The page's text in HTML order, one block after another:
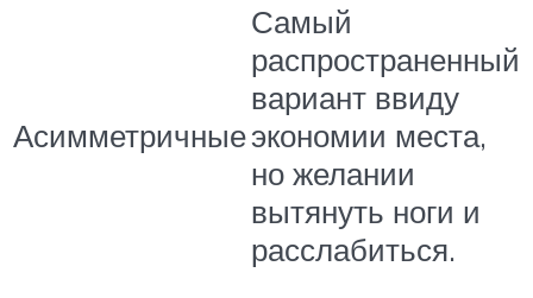
Асимметричные
Самый
распространенный
вариант ввиду
экономии места,
но желании
вытянуть ноги и
расслабиться.